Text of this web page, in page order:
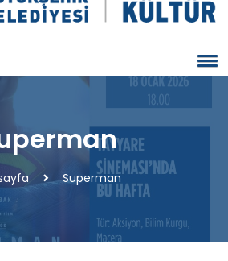
Superman